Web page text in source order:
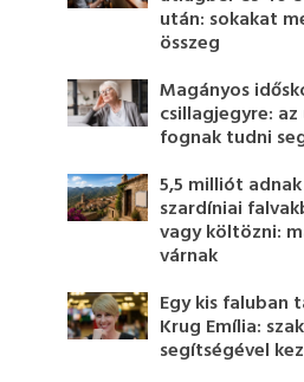
után: sokakat
összeg
Magányos
csillagjegyre:
fognak tudni
5,5 milliót
szardíniai
vagy költözni:
várnak
Egy kis faluban
Krug Emília:
segítségével